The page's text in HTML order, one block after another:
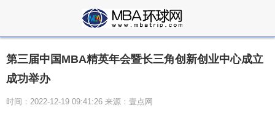
第三届中国MBA精英年会暨长三角创新创业中心成立
成功举办
时间：2022-12-19 09:41:26 来源：壹点网